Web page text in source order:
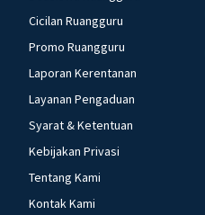
Cicilan Ruangguru
Promo Ruangguru
Laporan Kerentanan
Layanan Pengaduan
Syarat & Ketentuan
Kebijakan Privasi
Tentang Kami
Kontak Kami